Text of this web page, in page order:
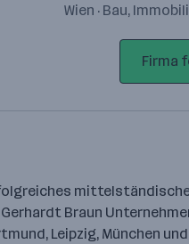
Wien · Bau,
Firma
Gerhardt Braun
Leipzig, München und